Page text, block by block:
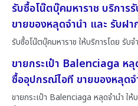
รับซื้อโน๊ตบุ๊คมหาราช บริการ
ขายของหลุดจำนำ และ รับฝ
รับซื้อโน๊ตบุ๊คมหาราช ให้บริการโดย รับ
ขายกระเป๋า Balenciaga หลุ
ซื้ออุปกรณ์ไอที ขายของหลุดจ
ขายกระเป๋า Balenciaga หลุดจำนำ ใ